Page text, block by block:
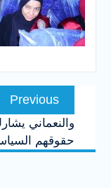
تصفّح
المقالاتPrevious
والنعماني
حقوقهم